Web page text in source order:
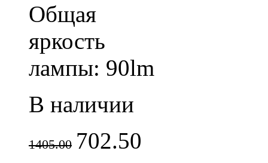
Общая
яркость
лампы: 90lm
В наличии
1405.00 702.50